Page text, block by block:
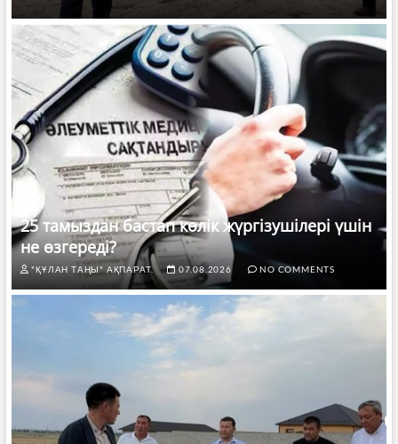
25 тамыздан бастап көлік жүргізушілері үшін
не өзгереді?
"ҚҰЛАН ТАҢЫ" АҚПАРАТ. 07.08.2026 NO COMMENTS